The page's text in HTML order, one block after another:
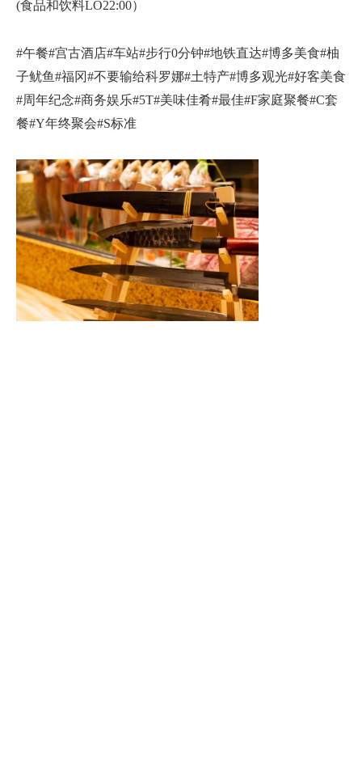
(食品和饮料LO22:00）
#午餐#宫古酒店#车站#步行0分钟#地铁直达#博多美食#柚
子鱿鱼#福冈#不要输给科罗娜#土特产#博多观光#好客美食
#周年纪念#商务娱乐#5T#美味佳肴#最佳#F家庭聚餐#C套
餐#Y年终聚会#S标准